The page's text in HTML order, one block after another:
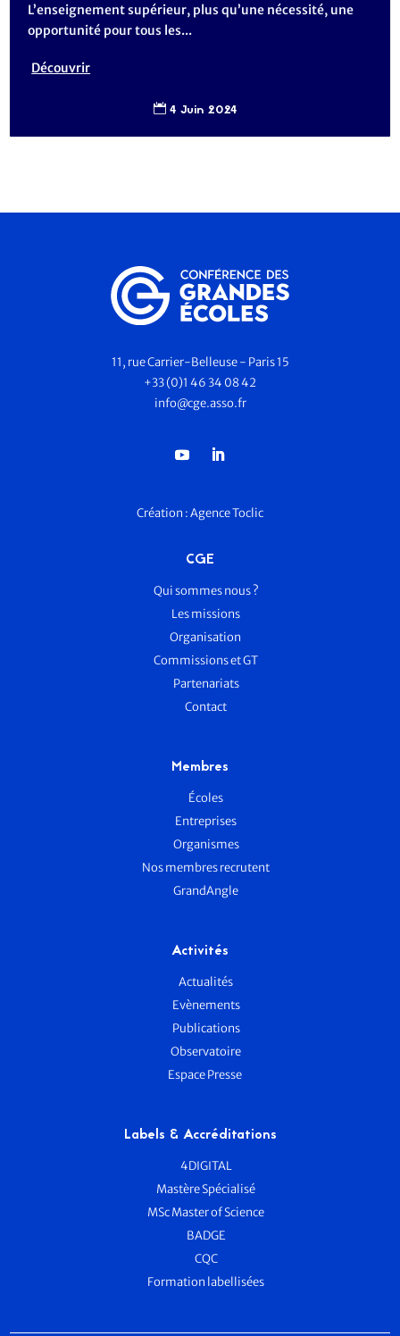
L’enseignement supérieur, plus qu’une nécessité, une
opportunité pour tous les...
Découvrir
 4 Juin 2024
11, rue Carrier-Belleuse - Paris 15
+33 (0)1 46 34 08 42
info@cge.asso.fr
Création :Agence Toclic
CGE
Qui sommes nous ?
Les missions
Organisation
Commissions et GT
Partenariats
Contact
Membres
Écoles
Entreprises
Organismes
Nos membres recrutent
GrandAngle
Activités
Actualités
Evènements
Publications
Observatoire
Espace Presse
Labels & Accréditations
4DIGITAL
Mastère Spécialisé
MSc Master of Science
BADGE
CQC
Formation labellisées